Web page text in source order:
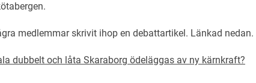
medlemmar skrivit ihop en debattartikel. Länkad nedan.
dubbelt och låta Skaraborg ödeläggas av ny kärnkraft?